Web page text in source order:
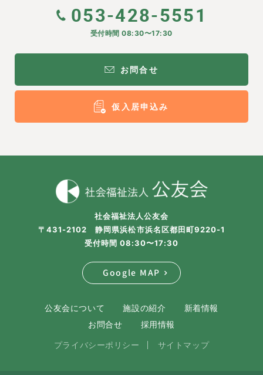
053-428-5551
受付時間 08:30〜17:30
お問合せ
仮入居申込み
社会福祉法人公友会
〒431-2102 静岡県浜松市浜名区都田町9220-1
受付時間 08:30〜17:30
Google MAP
公友会について 施設の紹介
新着情報
お問合せ
採用情報
プライバシーポリシー サイトマップ